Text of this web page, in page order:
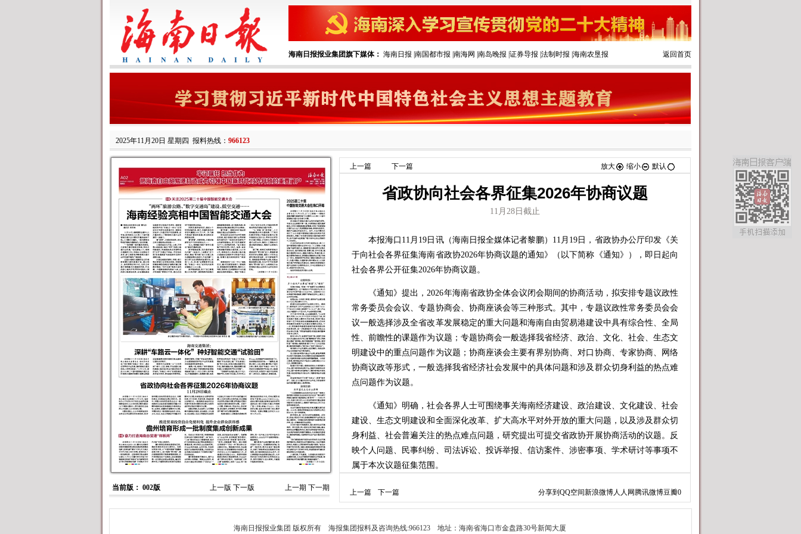
海南日报报业集团旗下媒体： 海南日报 南国都市报 南海网 南岛晚报 证券导报 法制时报 海南农垦报 返回首页
2025年11月20日 星期四 报料热线： 966123
当前版： 002版 上一版 下一版 上一期 下一期
上一篇 下一篇 放大 缩小 默认
省政协向社会各界征集2026年协商议题
11月28日截止
本报海口11月19日讯（海南日报全媒体记者黎鹏）11月19日，省政协办公厅印发《关
于向社会各界征集海南省政协2026年协商议题的通知》（以下简称《通知》），即日起向
社会各界公开征集2026年协商议题。
《通知》提出，2026年海南省政协全体会议闭会期间的协商活动，拟安排专题议政性
常务委员会会议、专题协商会、协商座谈会等三种形式。其中，专题议政性常务委员会会
议一般选择涉及全省改革发展稳定的重大问题和海南自由贸易港建设中具有综合性、全局
性、前瞻性的课题作为议题；专题协商会一般选择我省经济、政治、文化、社会、生态文
明建设中的重点问题作为议题；协商座谈会主要有界别协商、对口协商、专家协商、网络
协商议政等形式，一般选择我省经济社会发展中的具体问题和涉及群众切身利益的热点难
点问题作为议题。
《通知》明确，社会各界人士可围绕事关海南经济建设、政治建设、文化建设、社会
建设、生态文明建设和全面深化改革、扩大高水平对外开放的重大问题，以及涉及群众切
身利益、社会普遍关注的热点难点问题，研究提出可提交省政协开展协商活动的议题。反
映个人问题、民事纠纷、司法诉讼、投诉举报、信访案件、涉密事项、学术研讨等事项不
属于本次议题征集范围。
根据《通知》，议题提供者请注明真实姓名和联系方式，可将议题发送到电子邮箱sz
xzhc315@163.com，或将议题书面建议邮寄至省政协研究室综合处（海口市国兴大道69号
上一篇 下一篇 分享到 QQ空间新浪微博人人网 腾讯微博豆瓣0